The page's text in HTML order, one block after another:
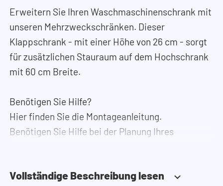
Erweitern Sie Ihren Waschmaschinenschrank mit
unseren Mehrzweckschränken. Dieser
Klappschrank - mit einer Höhe von 26 cm - sorgt
für zusätzlichen Stauraum auf dem Hochschrank
mit 60 cm Breite.
Benötigen Sie Hilfe?
Hier finden Sie die Montageanleitung.
Benötigen Sie Hilfe bei der Planung Ihres
zusammenzustellen. Sie können uns auch
Vollständige Beschreibung lesen